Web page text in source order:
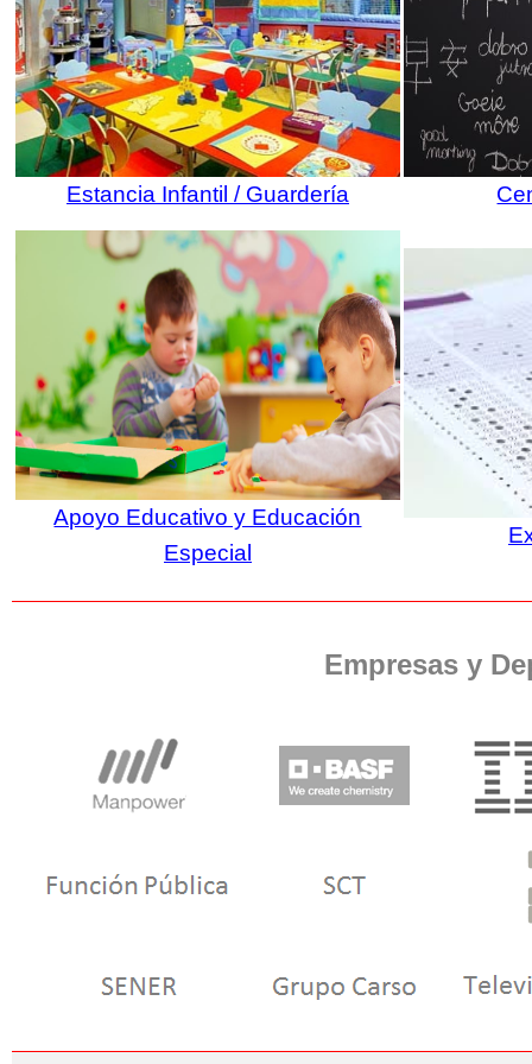
Estancia Infantil / Guardería
Apoyo Educativo y Educación
Especial
Empresas y